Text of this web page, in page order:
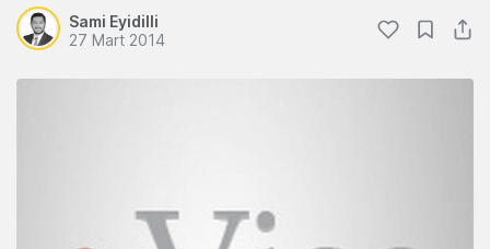
Sami Eyidilli
27 Mart 2014